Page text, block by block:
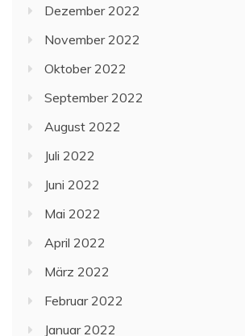
Dezember 2022
November 2022
Oktober 2022
September 2022
August 2022
Juli 2022
Juni 2022
Mai 2022
April 2022
März 2022
Februar 2022
Januar 2022